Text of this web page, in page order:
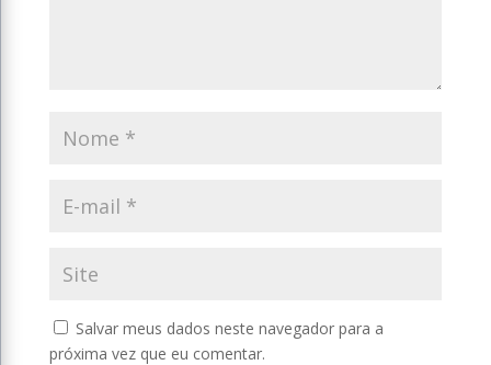
Salvar meus dados neste navegador para a
próxima vez que eu comentar.